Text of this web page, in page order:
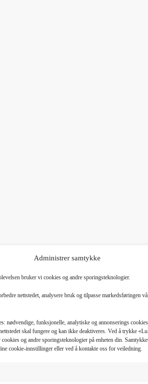
Administrer samtykke
bruker vi cookies og andre sporingsteknologier.
nettstedet, analysere bruk og tilpasse markedsføringen
nødvendige, funksjonelle, analytiske og annonserings
skal fungere og kan ikke deaktiveres. Ved å trykke
og andre sporingsteknologier på enheten din.
cookie-innstillinger eller ved å kontakte oss for veiledning.